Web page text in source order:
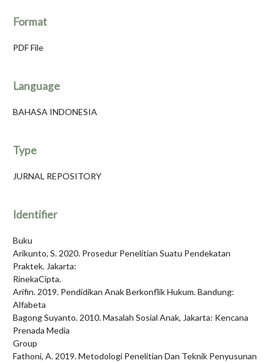
Format
PDF File
Language
BAHASA INDONESIA
Type
JURNAL REPOSITORY
Identifier
Buku
Arikunto, S. 2020. Prosedur Penelitian Suatu Pendekatan
Praktek. Jakarta:
RinekaCipta.
Arifin. 2019. Pendidikan Anak Berkonflik Hukum. Bandung:
Alfabeta
Bagong Suyanto. 2010. Masalah Sosial Anak, Jakarta: Kencana
Prenada Media
Group
Fathoni, A. 2019. Metodologi Penelitian Dan Teknik Penyusunan